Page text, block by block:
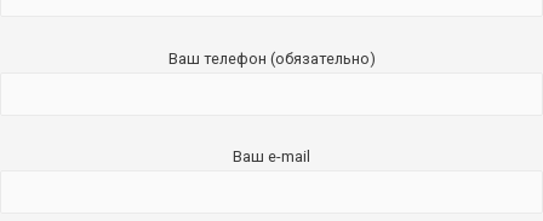
Ваш телефон (обязательно)
Ваш e-mail